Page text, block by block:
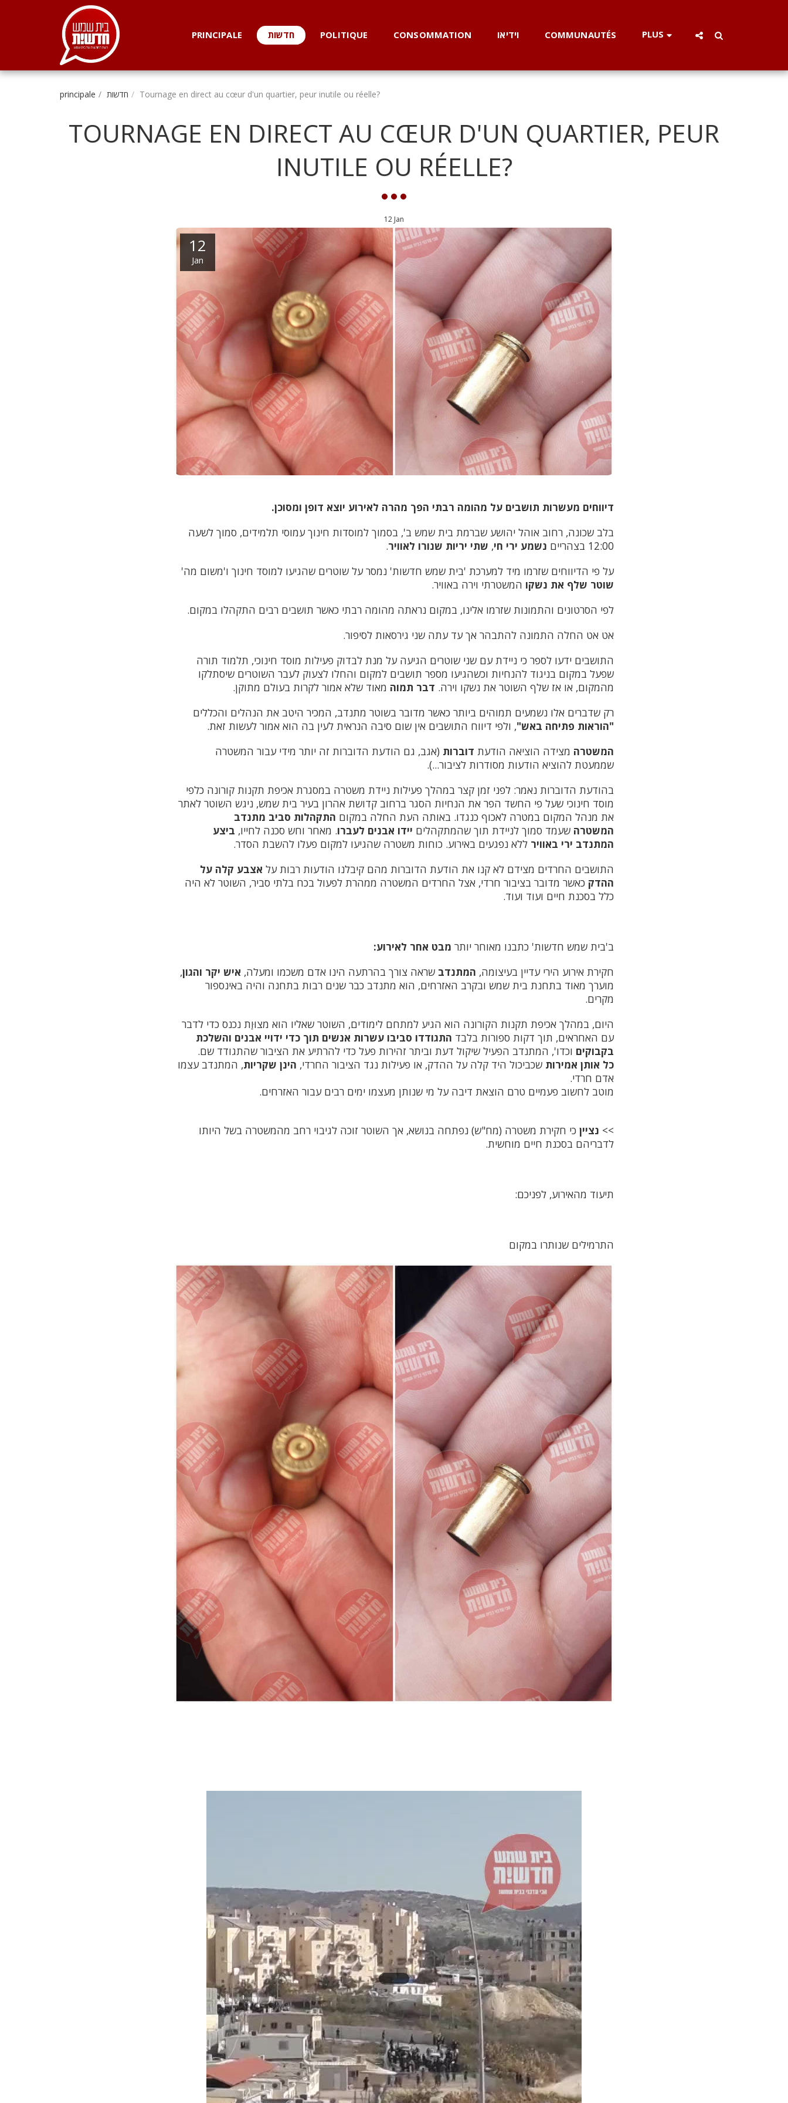
PRINCIPALE חדשות POLITIQUE CONSOMMATION וידיאו COMMUNAUTÉS PLUS
principale חדשות Tournage en direct au cœur d'un quartier, peur inutile ou réelle?
TOURNAGE EN DIRECT AU CŒUR D'UN QUARTIER, PEUR
INUTILE OU RÉELLE?
12 Jan
12
Jan
דיווחים מעשרות תושבים על מהומה רבתי הפך מהרה לאירוע יוצא דופן ומסוכן.
בלב שכונה, רחוב אוהל יהושע שברמת בית שמש ב', בסמוך למוסדות חינוך עמוסי תלמידים, סמוך לשעה
12:00 בצהריים
נשמע ירי חי, שתי יריות שנורו לאוויר.
על פי הדיווחים שזרמו מיד למערכת 'בית שמש חדשות' נמסר על שוטרים שהגיעו למוסד חינוך ו'משום מה'
שוטר שלף את נשקו המשטרתי וירה באוויר.
לפי הסרטונים והתמונות שזרמו אלינו, במקום נראתה מהומה רבתי כאשר תושבים רבים התקהלו במקום.
אט אט החלה התמונה להתבהר אך עד עתה שני גירסאות לסיפור.
התושבים ידעו לספר כי ניידת עם שני שוטרים הגיעה על מנת לבדוק פעילות מוסד חינוכי, תלמוד תורה
שפעל במקום בניגוד להנחיות וכשהגיעו מספר תושבים למקום והחלו לצעוק לעבר השוטרים שיסתלקו
מהמקום, או אז שלף השוטר את נשקו וירה. דבר תמוה מאוד שלא אמור לקרות בעולם מתוקן.
רק שדברים אלו נשמעים תמוהים ביותר כאשר מדובר בשוטר מתנדב, המכיר היטב את הנהלים והכללים
"הוראות פתיחה באש", ולפי דיווח התושבים אין שום סיבה הנראית לעין בה הוא אמור לעשות זאת.
המשטרה מצידה הוציאה הודעת דוברות (אגב, גם הודעת הדוברות זה יותר מידי עבור המשטרה
שממעטת להוציא הודעות מסודרות לציבור...).
בהודעת הדוברות נאמר: לפני זמן קצר במהלך פעילות ניידת משטרה במסגרת אכיפת תקנות קורונה כלפי
מוסד חינוכי שעל פי החשד הפר את הנחיות הסגר ברחוב קדושת אהרון בעיר בית שמש, ניגש השוטר לאתר
את מנהל המקום במטרה לאכוף כנגדו. באותה העת החלה במקום התקהלות סביב מתנדב
המשטרה שעמד סמוך לניידת תוך שהמתקהלים יידו אבנים לעברו. מאחר וחש סכנה לחייו, ביצע
המתנדב ירי באוויר ללא נפגעים באירוע. כוחות משטרה שהגיעו למקום פעלו להשבת הסדר.
התושבים החרדים מצידם לא קנו את הודעת הדוברות מהם קיבלנו הודעות רבות על אצבע קלה על
ההדק כאשר מדובר בציבור חרדי, אצל החרדים המשטרה ממהרת לפעול בכח בלתי סביר, השוטר לא היה
כלל בסכנת חיים ועוד ועוד.
ב'בית שמש חדשות' כתבנו מאוחר יותר מבט אחר לאירוע:
חקירת אירוע הירי עדיין בעיצומה, המתנדב שראה צורך בהרתעה הינו אדם משכמו ומעלה, איש יקר והגון,
מוערך מאוד בתחנת בית שמש ובקרב האזרחים, הוא מתנדב כבר שנים רבות בתחנה והיה באינספור
מקרים.
היום, במהלך אכיפת תקנות הקורונה הוא הגיע למתחם לימודים, השוטר שאליו הוא מצוּוַת נכנס כדי לדבר
עם האחראים, תוך דקות ספורות בלבד התגודדו סביבו עשרות אנשים תוך כדי ידויי אבנים והשלכת
בקבוקים וכדו', המתנדב הפעיל שיקול דעת וביתר זהירות פעל כדי להרתיע את הציבור שהתגודד שם.
כל אותן אמירות שכביכול היד קלה על ההדק, או פעילות נגד הציבור החרדי, הינן שקריות, המתנדב עצמו
אדם חרדי.
מוטב לחשוב פעמיים טרם הוצאת דיבה על מי שנותן מעצמו ימים רבים עבור האזרחים.
>> נציין כי חקירת משטרה (מח"ש) נפתחה בנושא, אך השוטר זוכה לגיבוי רחב מהמשטרה בשל היותו
לדבריהם בסכנת חיים מוחשית.
תיעוד מהאירוע, לפניכם:
התרמילים שנותרו במקום